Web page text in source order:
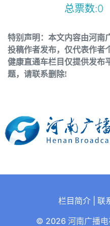
总票数:0
特别声明：本文内容由河南
投稿作者发布，仅代表作者
健康直通车栏目仅提供发布
题，请联系删除!
栏目简介 联
© 2026 河南广播电